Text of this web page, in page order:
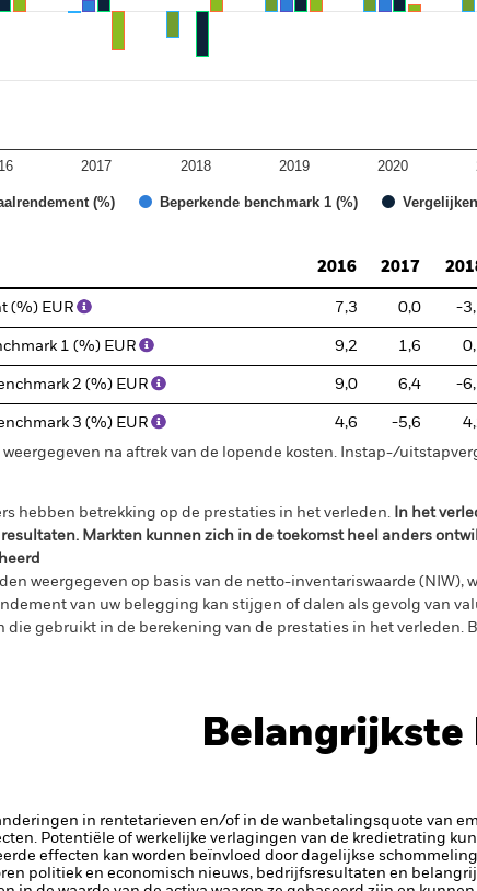
(%) Beperkende benchmark 1 (%)
2017 2018 2019 2020
2016
2017
(%) EUR 7,3 0,0 -
1 (%) EUR 9,2 1,6
2 (%) EUR 9,0 6,4 -
3 (%) EUR 4,6 -5,6
weergegeven na aftrek van de lopende kosten. Instap-/
hebben betrekking op de prestaties in het verleden. In het
Markten kunnen zich in de toekomst heel anders
weergegeven op basis van de netto-inventariswaarde
van uw belegging kan stijgen of dalen als gevolg van
die gebruikt in de berekening van de prestaties in het verleden.
Belangrijkste
in rentetarieven en/of in de wanbetalingsquote van
Potentiële of werkelijke verlagingen van de kredietrating
effecten kan worden beïnvloed door dagelijkse
politiek en economisch nieuws, bedrijfsresultaten en